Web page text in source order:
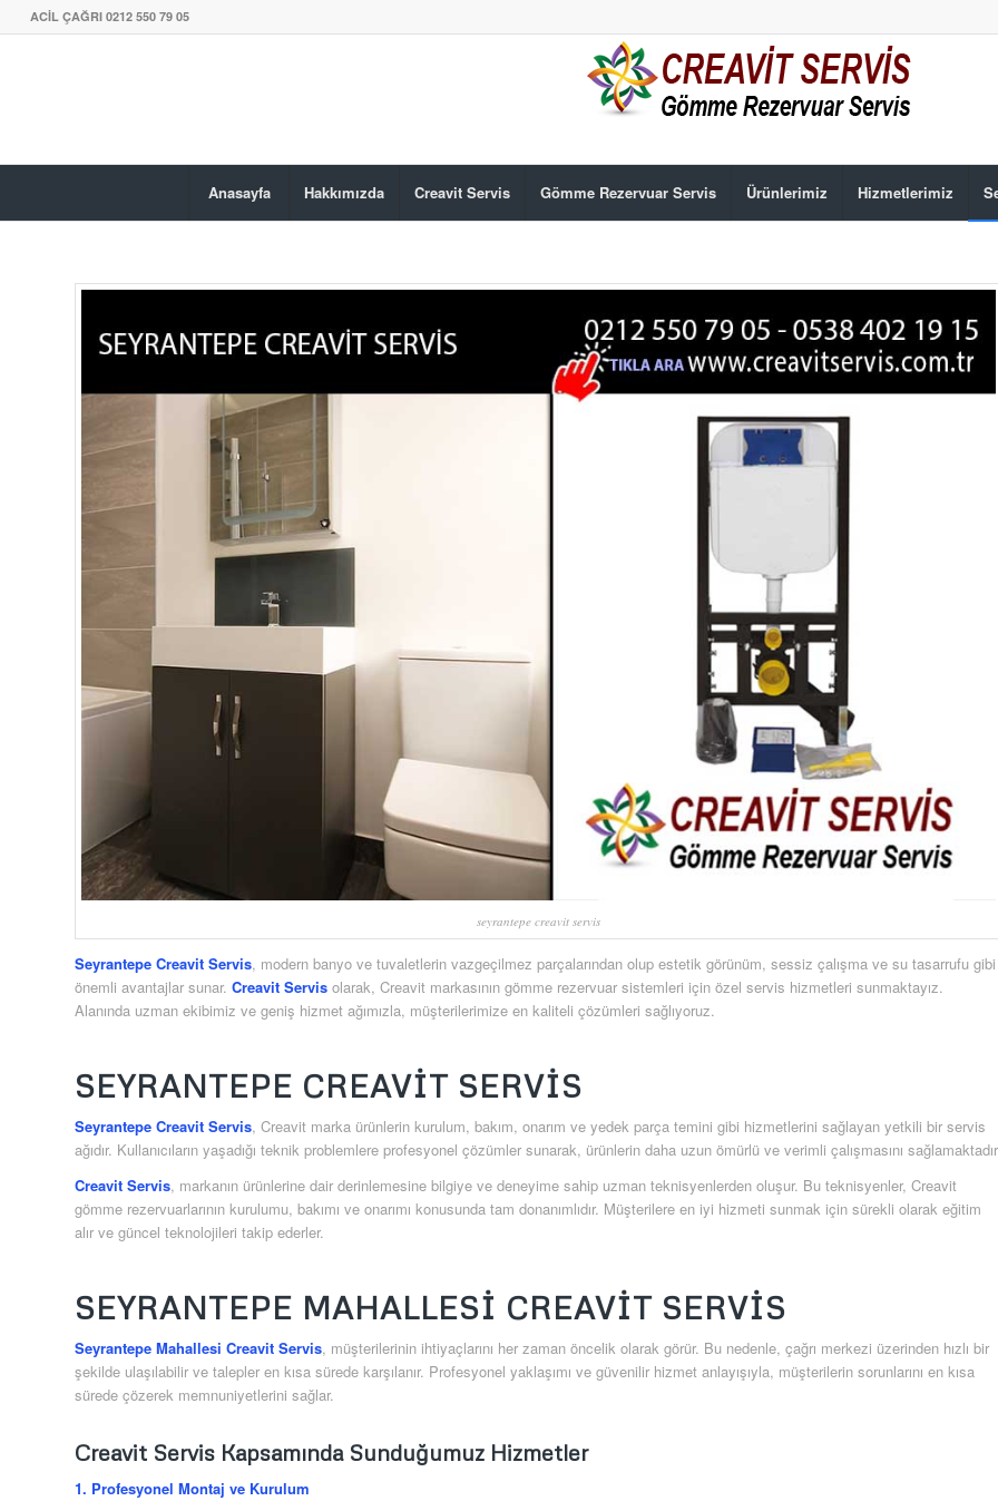
ACİL ÇAĞRI 0212 550 79 05
Anasayfa Hakkımızda Creavit Servis Gömme Rezervuar Servis Ürünlerimiz Hizmetlerimiz
seyrantepe creavit servis
Seyrantepe Creavit Servis, modern banyo ve tuvaletlerin vazgeçilmez parçalarından olup estetik görünüm, sessiz çalışma ve su tasarrufu gibi
önemli avantajlar sunar. Creavit Servis olarak, Creavit markasının gömme rezervuar sistemleri için özel servis hizmetleri sunmaktayız.
Alanında uzman ekibimiz ve geniş hizmet ağımızla, müşterilerimize en kaliteli çözümleri sağlıyoruz.
SEYRANTEPE CREAVIT SERVIS
Seyrantepe Creavit Servis, Creavit marka ürünlerin kurulum, bakım, onarım ve yedek parça temini gibi hizmetlerini sağlayan yetkili bir servis
ağıdır. Kullanıcıların yaşadığı teknik problemlere profesyonel çözümler sunarak, ürünlerin daha uzun ömürlü ve verimli çalışmasını
Creavit Servis, markanın ürünlerine dair derinlemesine bilgiye ve deneyime sahip uzman teknisyenlerden oluşur. Bu teknisyenler, Creavit
gömme rezervuarlarının kurulumu, bakımı ve onarımı konusunda tam donanımlıdır. Müşterilere en iyi hizmeti sunmak için sürekli olarak eğitim
alır ve güncel teknolojileri takip ederler.
SEYRANTEPE MAHALLESI CREAVIT SERVIS
Seyrantepe Mahallesi Creavit Servis, müşterilerinin ihtiyaçlarını her zaman öncelik olarak görür. Bu nedenle, çağrı merkezi üzerinden hızlı bir
şekilde ulaşılabilir ve talepler en kısa sürede karşılanır. Profesyonel yaklaşımı ve güvenilir hizmet anlayışıyla, müşterilerin sorunlarını en kısa
sürede çözerek memnuniyetlerini sağlar.
Creavit Servis Kapsamında Sunduğumuz Hizmetler
1. Profesyonel Montaj ve Kurulum